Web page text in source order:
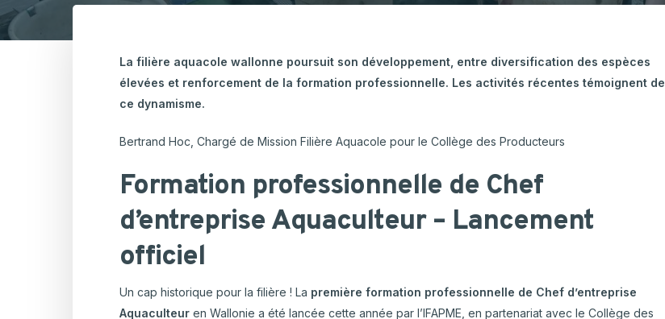
Horticulture Ornementale
Pommes de terre
Porcs
Aquaculture
La filière aquacole wallonne poursuit son développement, entre diversification des espèces
élevées et renforcement de la formation professionnelle. Les activités récentes témoignent de
ce dynamisme.
Bertrand Hoc, Chargé de Mission Filière Aquacole pour le Collège des Producteurs
Formation professionnelle de Chef
d’entreprise Aquaculteur – Lancement
officiel
Un cap historique pour la filière ! La première formation professionnelle de Chef d’entreprise
Aquaculteur en Wallonie a été lancée cette année par l’IFAPME, en partenariat avec le Collège des